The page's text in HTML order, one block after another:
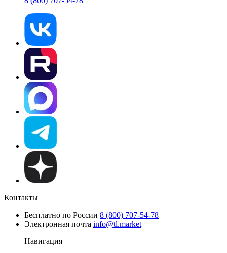
Контакты
Бесплатно по России 8 (800) 707-54-78
Электронная почта info@tl.market
Навигация